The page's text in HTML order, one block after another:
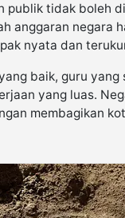
publik tidak boleh
anggaran negara
nyata dan
baik, guru
yang luas.
membagikan